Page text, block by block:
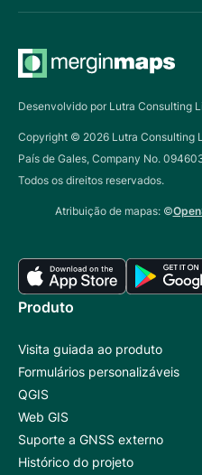
Desenvolvido por Lutra Consulting
Copyright © 2026 Lutra Consulting
País de Gales, Company No.
Todos os direitos reservados.
Atribuição de mapas: ©
Produto
Visita guiada ao produto
Formulários personalizáveis
QGIS
Web GIS
Suporte a GNSS externo
Histórico do projeto